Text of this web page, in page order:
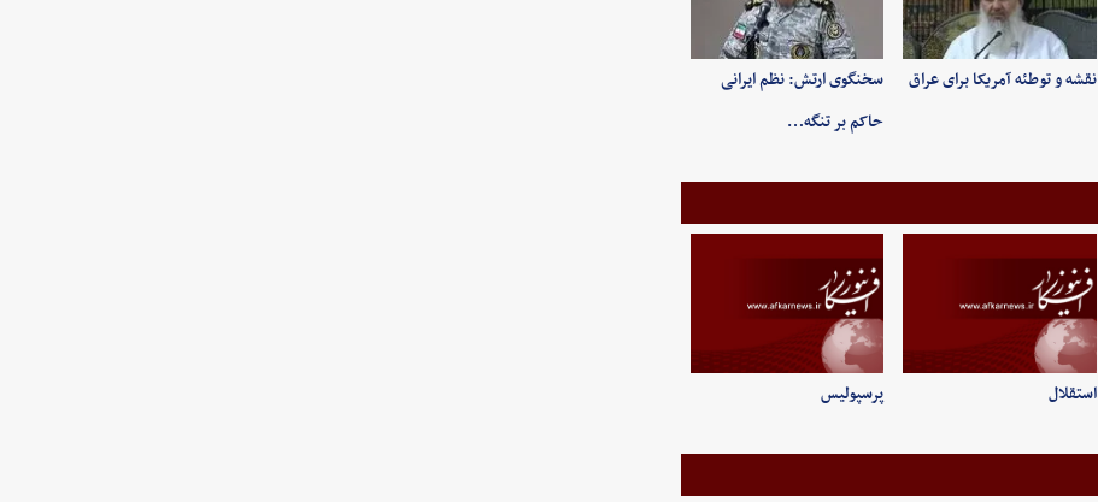
نقشه و توطئه آمریکا برای عراق
سخنگوی ارتش: نظم ایرانی
حاکم بر تنگه…
استقلال پرسپولیس